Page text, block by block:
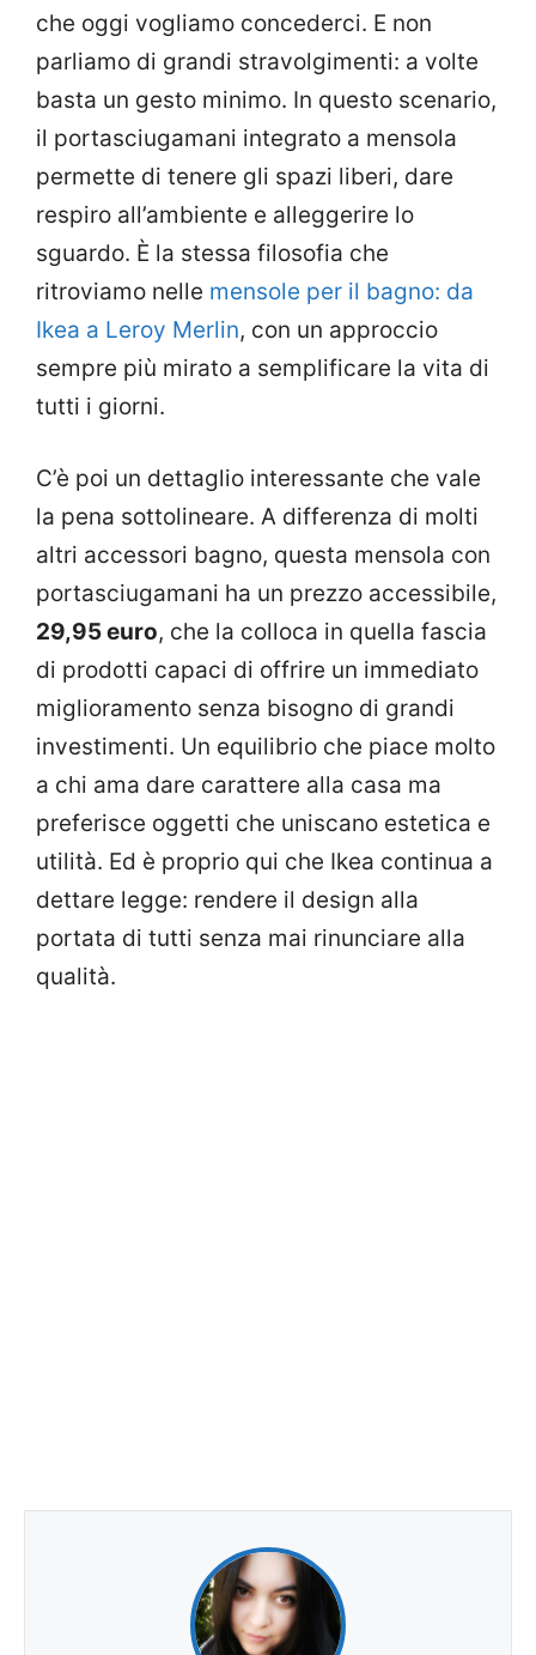
che oggi vogliamo concederci. E non
parliamo di grandi stravolgimenti: a volte
basta un gesto minimo. In questo scenario,
il portasciugamani integrato a mensola
permette di tenere gli spazi liberi, dare
respiro all’ambiente e alleggerire lo
sguardo. È la stessa filosofia che
ritroviamo nelle mensole per il bagno: da
Ikea a Leroy Merlin, con un approccio
sempre più mirato a semplificare la vita di
tutti i giorni.
C’è poi un dettaglio interessante che vale
la pena sottolineare. A differenza di molti
altri accessori bagno, questa mensola con
portasciugamani ha un prezzo accessibile,
29,95 euro, che la colloca in quella fascia
di prodotti capaci di offrire un immediato
miglioramento senza bisogno di grandi
investimenti. Un equilibrio che piace molto
a chi ama dare carattere alla casa ma
preferisce oggetti che uniscano estetica e
utilità. Ed è proprio qui che Ikea continua a
dettare legge: rendere il design alla
portata di tutti senza mai rinunciare alla
qualità.